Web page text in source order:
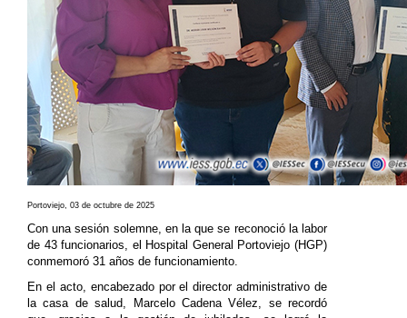
Portoviejo, 03 de octubre de 2025
Con una sesión solemne, en la que se reconoció la labor
de 43 funcionarios, el Hospital General Portoviejo (HGP)
conmemoró 31 años de funcionamiento.
En el acto, encabezado por el director administrativo de
la casa de salud, Marcelo Cadena Vélez, se recordó